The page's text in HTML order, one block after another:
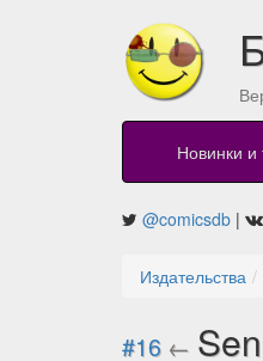
Новинки и
@comicsdb |
Издательства
#16 ←